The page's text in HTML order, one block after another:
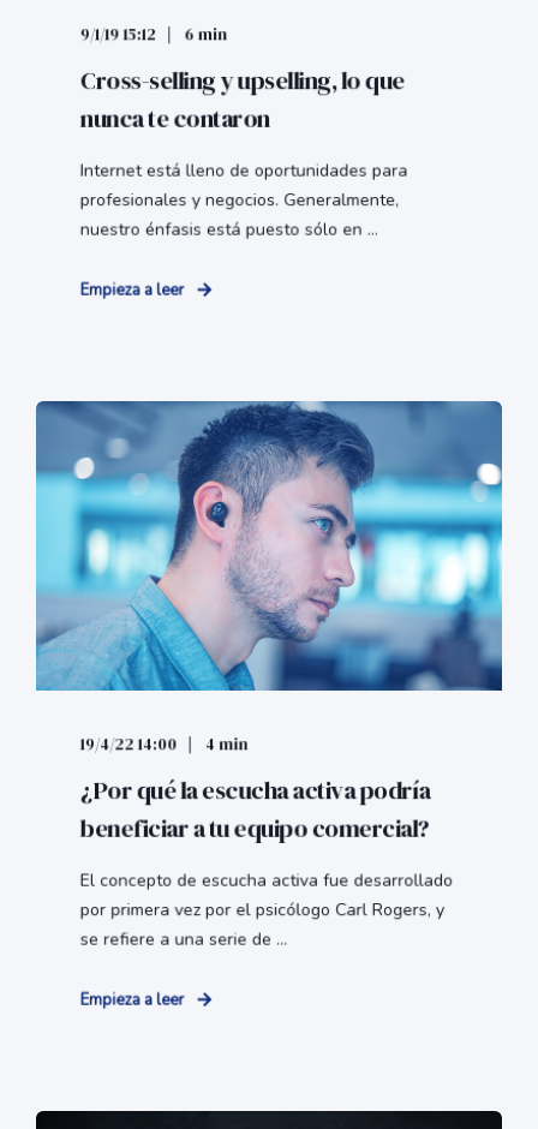
9/1/19 15:12 6 min
Cross-selling y upselling, lo que
nunca te contaron
Internet está lleno de oportunidades para
profesionales y negocios. Generalmente,
nuestro énfasis está puesto sólo en ...
Empieza a leer
19/4/22 14:00 4 min
¿Por qué la escucha activa podría
beneficiar a tu equipo comercial?
El concepto de escucha activa fue desarrollado
por primera vez por el psicólogo Carl Rogers, y
se refiere a una serie de ...
Empieza a leer